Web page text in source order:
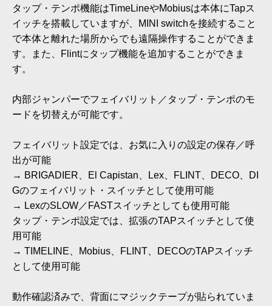
タップ・テンポ機能はTimeLineやMobiusは本体にTapス
イッチを搭載していますが、MINI switchを接続すること
で本体と離れた場所からでも遠隔操作することができま
す。また、Flintにタップ機能を追加することができま
す。
内部ジャンパーでフェイバリット／タップ・テンポのモ
ードを切替えが可能です。
フェイバリット設定では、お気に入りの設定の保存／呼
出が可能
→ BRIGADIER、El Capistan、Lex、FLINT、DECO、DI
Gのフェイバリット・スイッチとして使用可能
→ LexのSLOW／FASTスイッチとしても使用可能
タップ・テンポ設定では、拡張のTAPスイッチとして使
用可能
→ TIMELINE、Mobius、FLINT、DECOのTAPスイッチ
として使用可能
動作確認済みで、背面にマジックテープが貼られていま